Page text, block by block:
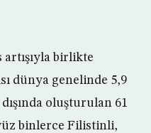
artışıyla birlikte
dünya genelinde 5,9
oluşturulan 61
binlerce Filistinli,